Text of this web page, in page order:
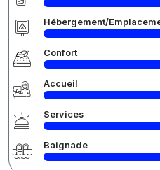
Hébergement/
Confort
Accueil
Services
Baignade